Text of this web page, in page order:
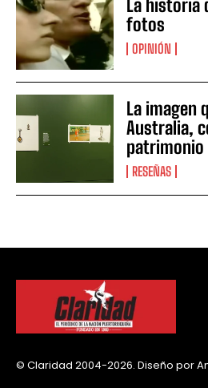
La historia
fotos
OPINIÓN
La imagen
Australia,
patrimonio
RESEÑAS
© Claridad 2004-2026. Diseño por